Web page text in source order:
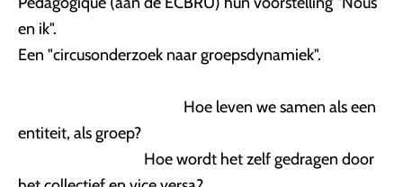
en ik".
Een "circusonderzoek naar groepsdynamiek".
Hoe leven we samen als een
entiteit, als groep?
Hoe wordt het zelf gedragen door